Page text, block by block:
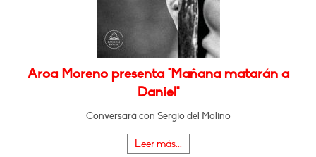
Aroa Moreno presenta "Mañana matarán a
Daniel"
Conversará con Sergio del Molino
Leer más...